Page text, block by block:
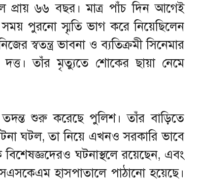
প্রায় ৬৬ বছর। মাত্র পাঁচ দিন আগেই
পুরনো স্মৃতি ভাগ করে নিয়েছিলেন
স্বতন্ত্র ভাবনা ও ব্যতিক্রমী সিনেমার
তাঁর মৃত্যুতে শোকের ছায়া নেমে
শুরু করেছে পুলিশ। তাঁর বাড়িতে
ঘটল, তা নিয়ে এখনও সরকারি ভাবে
ঘটনাস্থলে রয়েছেন, এবং
হাসপাতালে পাঠানো হয়েছে।